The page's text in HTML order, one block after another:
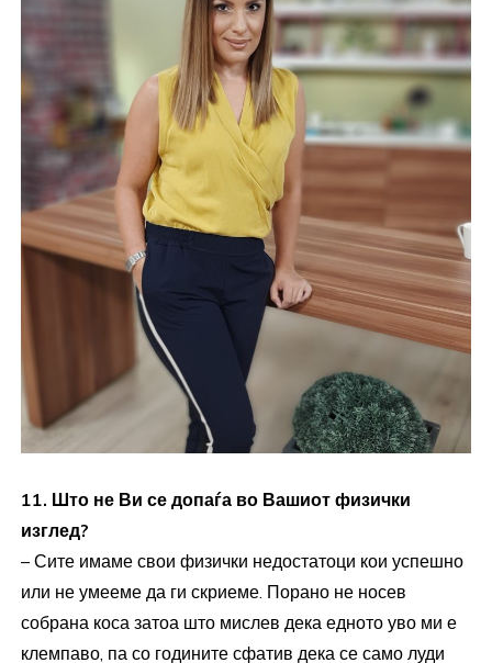
11. Што не Ви се допаѓа во Вашиот физички
изглед?
– Сите имаме свои физички недостатоци кои успешно
или не умееме да ги скриеме. Порано не носев
собрана коса затоа што мислев дека едното уво ми е
клемпаво, па со годините сфатив дека се само луди